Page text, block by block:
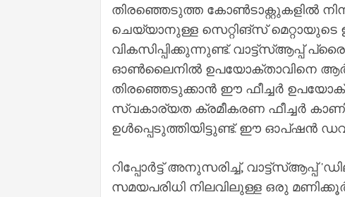
തിരഞ്ഞെടുത്ത കോണ്‍ടാക്റ്റുകളില്‍
ചെയ്യാനുള്ള സെറ്റിങ്‌സ് മെറ്റായുടെ
വികസിപ്പിക്കുന്നുണ്ട്. വാട്ട്സ്‌ആപ്പ്
ഓണ്‍ലൈനില്‍ ഉപയോക്താവിനെ
തിരഞ്ഞെടുക്കാന്‍ ഈ ഫീച്ചര്‍
സ്വകാര്യത ക്രമീകരണ ഫീച്ചര്‍
ഉള്‍പ്പെടുത്തിയിട്ടുണ്ട്. ഈ ഓപ്ഷന്‍
റിപ്പോര്‍ട്ട് അനുസരിച്ച്‌, വാട്ട്സ്‌ആപ്പ്
സമയപരിധി നിലവിലുള്ള ഒരു